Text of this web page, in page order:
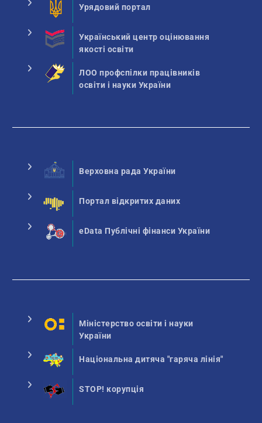
Урядовий портал
Український центр оцінювання
якості освіти
ЛОО профспілки працівників
освіти і науки України
Верховна рада України
Портал відкритих даних
eData Публічні фінанси України
Міністерство освіти і науки
України
Національна дитяча "гаряча лінія"
STOP! корупція